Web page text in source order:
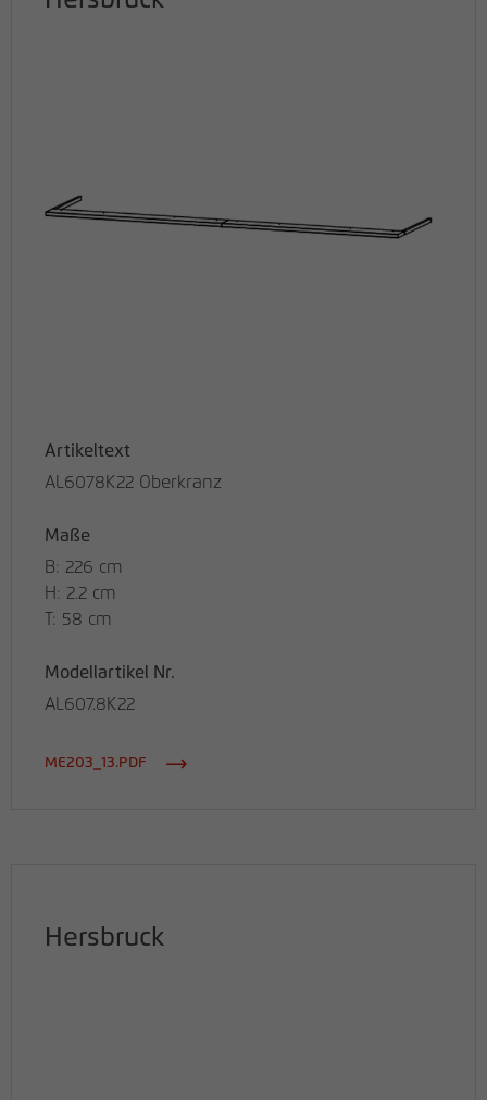
Artikeltext
AL6078K22 Oberkranz
Maße
B: 226 cm
H: 2.2 cm
T: 58 cm
Modellartikel Nr.
AL607.8K22
ME203_13.PDF
Hersbruck